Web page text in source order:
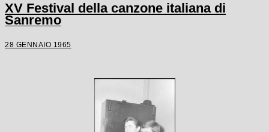
XV Festival della canzone italiana di
Sanremo
28 GENNAIO 1965